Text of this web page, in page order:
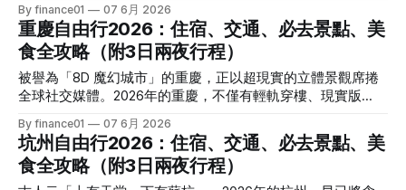
界壹號
復甦與升級。今年主要由兩大傳統郵輪巨頭進駐香港母港，分
別為追求極致娛樂體驗的皇家加勒比國際遊輪「海洋光譜號」
（Spectrum of the Seas），以及主打亞洲本土風味、性價比
極高的麗星郵輪「領航星號」（Star Voyager）。兩者各有特
色，出發港口也大不相同： 1. 兩大主力郵輪核心對比 郵輪名
稱排水量 / 載客量登船港口2026 航季檔期主打特色 皇家加勒
比 【海洋光譜號】 16.8 萬噸
成為自由行首選。這篇最新的3日2夜全攻略，將帶你漫步蓉
城，沉浸式體驗這座城市的鬆弛與魔幻！ 一、2026 成都行前
準備與智慧交通 成都的城市公共交通極其智慧與便利，出行
前做好以下準備，即可無縫開啟旅程。 1. 行前核心 APP 與觀
念 * 景點預約（極重要）： 2026年成都所有一線景點（如成
都大熊貓繁育研究基地、武侯祠、杜甫草堂、三星堆博物館）
均實行全面實名制線上預約。尤其是熊貓基地與三星堆，旺季
時務必提前 3-7 天在微信小程序上搶票，現場不設當日實體票
販售。 * 行動支付與乘車： 手機下載「支付寶」（Alipay），
在首頁搜尋「成都電子乘車碼」，即可直接刷碼搭乘市內地鐵
By finance01 07 6月 2026
重慶自由行2026：住宿、交通、必去景點、美
食全攻略（附3日兩夜行程）
被譽為「8D 魔幻城市」的重慶，正以超現實的立體景觀席捲
全球社交媒體。2026年的重慶，不僅有輕軌穿樓、現實版
極致的賽博朋克高空體驗。不論是火辣的老火鍋，還是依山傍
水的立體散策，這篇最新的3日2夜全攻略將帶你玩轉魔幻山
城！ 一、2026 重慶行前準備與山城交通 重慶因其獨特的「立
體地形」著稱，導航與交通工具的選擇與一般城市截然不同。
By finance01 07 6月 2026
坑州自由行2026：住宿、交通、必去景點、美
食全攻略（附3日兩夜行程）